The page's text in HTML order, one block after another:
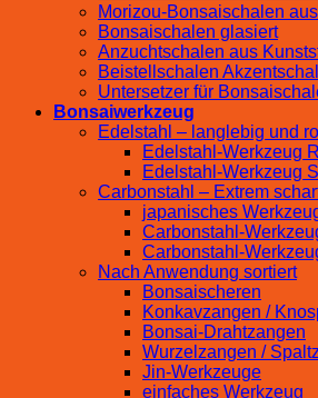
Morizou-Bonsaischalen
Bonsaischalen glasiert
Anzuchtschalen aus
Beistellschalen
Untersetzer für
Bonsaiwerkzeug
Edelstahl – langlebig und
Edelstahl-Werkzeug
Edelstahl-Werkzeug
Carbonstahl – Extrem
japanisches
Carbonstahl-
Carbonstahl-
Nach Anwendung sortiert
Bonsaischeren
Konkavzangen /
Bonsai-Drahtzangen
Wurzelzangen /
Jin-Werkzeuge
einfaches Werkzeug